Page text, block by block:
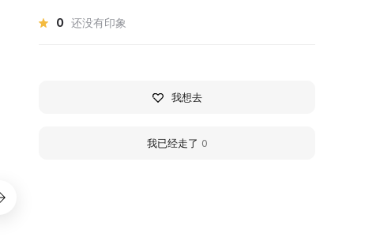
0 还没有印象
我想去
我已经走了 0